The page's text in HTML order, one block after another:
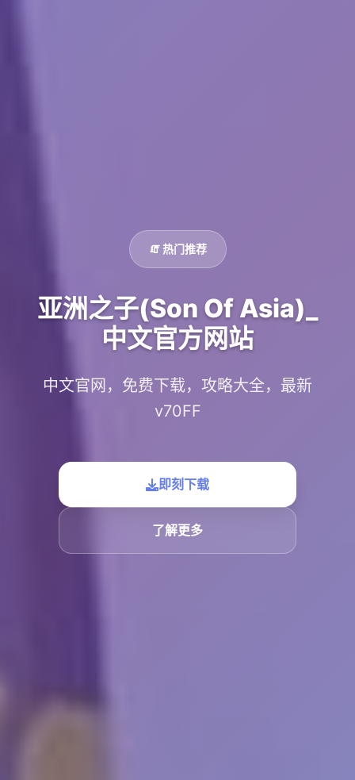
🧯 热门推荐
亚洲之子(Son Of Asia)_
中文官方网站
中文官网，免费下载，攻略大全，最新
v70FF
即刻下载
了解更多